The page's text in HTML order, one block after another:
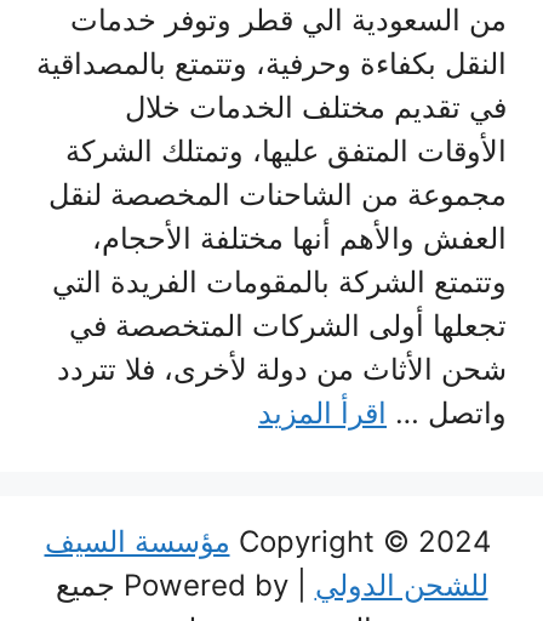
من السعودية الي قطر وتوفر خدمات
النقل بكفاءة وحرفية، وتتمتع بالمصداقية
في تقديم مختلف الخدمات خلال
الأوقات المتفق عليها، وتمتلك الشركة
مجموعة من الشاحنات المخصصة لنقل
العفش والأهم أنها مختلفة الأحجام،
وتتمتع الشركة بالمقومات الفريدة التي
تجعلها أولى الشركات المتخصصة في
شحن الأثاث من دولة لأخرى، فلا تتردد
واتصل … اقرأ المزيد
مؤسسة السيف
للشحن الدولي
| Powered by جميع